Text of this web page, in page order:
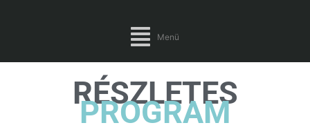
Menü
RÉSZLETES
PROGRAM